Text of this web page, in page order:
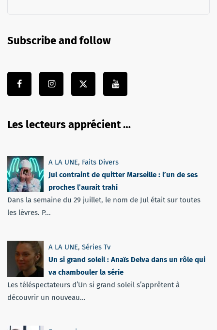
Subscribe and follow
Les lecteurs apprécient …
A LA UNE, Faits Divers
Jul contraint de quitter Marseille : l’un de ses
proches l’aurait trahi
Dans la semaine du 29 juillet, le nom de Jul était sur toutes
les lèvres. P...
A LA UNE, Séries Tv
Un si grand soleil : Anaïs Delva dans un rôle qui
va chambouler la série
Les téléspectateurs d’Un si grand soleil s’apprêtent à
découvrir un nouveau...